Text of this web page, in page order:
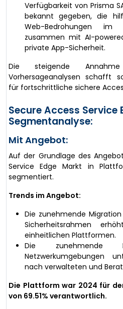
Verfügbarkeit von Prisma
bekannt gegeben, die
Web-Bedrohungen
zusammen mit AI-
private App-Sicherheit.
Die steigende
Vorhersageanalysen schafft
für fortschrittliche sichere
Secure Access Service
Segmentanalyse:
Mit Angebot:
Auf der Grundlage des
Service Edge Markt in
segmentiert.
Trends im Angebot:
Die zunehmende
Sicherheitsrahmen
einheitlichen Plattformen.
Die zunehmende
Netzwerkumgebungen
nach verwalteten und
Die Plattform war 2024 für
von 69.51% verantwortlich.